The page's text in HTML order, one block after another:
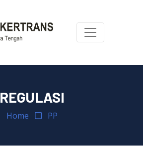
REGULASI
Home PP